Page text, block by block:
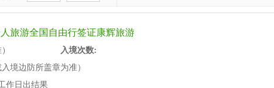
旅游全国自由行签证康辉旅游
入境次数:
境边防所盖章为准）
作日出结果